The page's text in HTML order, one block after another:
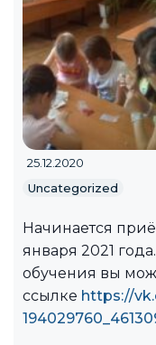
25.12.2020
Uncategorized
Начинается
января 2021
обучения вы
ссылке https://